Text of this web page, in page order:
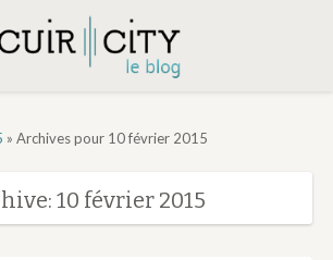
» Archives pour 10 février 2015
10 février 2015